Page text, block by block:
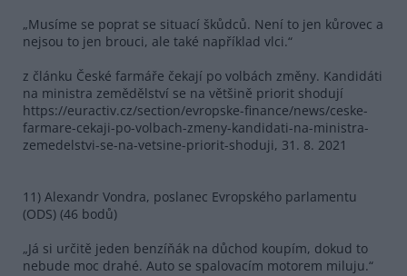
„Musíme se poprat se situací škůdců. Není to jen kůrovec a
nejsou to jen brouci, ale také například vlci.“
z článku České farmáře čekají po volbách změny. Kandidáti
na ministra zemědělství se na většině priorit shodují
https://euractiv.cz/section/evropske-finance/news/ceske-
farmare-cekaji-po-volbach-zmeny-kandidati-na-ministra-
zemedelstvi-se-na-vetsine-priorit-shoduji, 31. 8. 2021
11) Alexandr Vondra, poslanec Evropského parlamentu
(ODS) (46 bodů)
„Já si určitě jeden benzíňák na důchod koupím, dokud to
nebude moc drahé. Auto se spalovacím motorem miluju.“